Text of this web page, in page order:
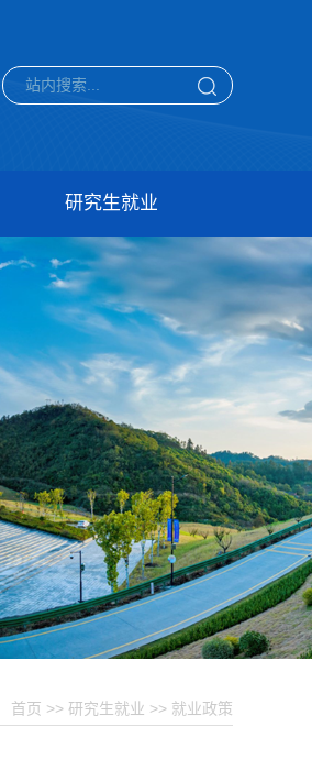
研究生就业
首页 >> 研究生就业 >> 就业政策